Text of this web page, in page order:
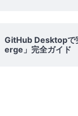
GitHub Desktopで
erge」完全ガイド